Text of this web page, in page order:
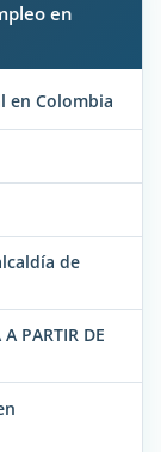
en
en Colombia
de
PARTIR DE